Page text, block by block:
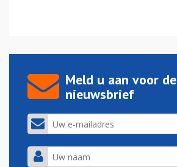
Meld u aan voor de
nieuwsbrief